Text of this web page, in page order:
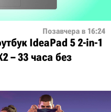
Позавчера в 16:24
IdeaPad 5 2-in-1
– 33 часа без